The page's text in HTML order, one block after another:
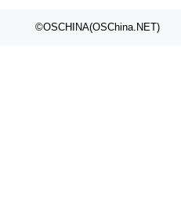
©OSCHINA(OSChina.NET)